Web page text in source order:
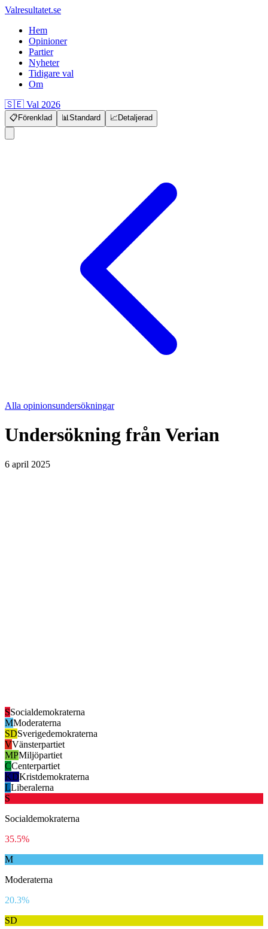
Valresultatet.se
Hem
Opinioner
Partier
Nyheter
Tidigare val
Om
🇸🇪 Val 2026
📋 Förenklad 📊Standard 📈Detaljerad
Alla opinionsundersökningar
Undersökning frånVerian
6 april 2025
SSocialdemokraterna
MModeraterna
SDSverigedemokraterna
VVänsterpartiet
MPMiljöpartiet
CCenterpartiet
KDKristdemokraterna
LLiberalerna
S
Socialdemokraterna
35.5%
M
Moderaterna
20.3%
SD